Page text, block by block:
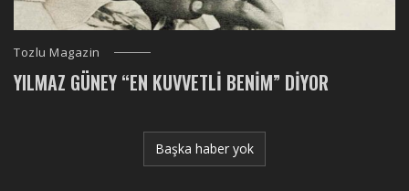
Tozlu Magazin
YILMAZ GÜNEY “EN KUVVETLI BENIM” DIYOR
Başka haber yok